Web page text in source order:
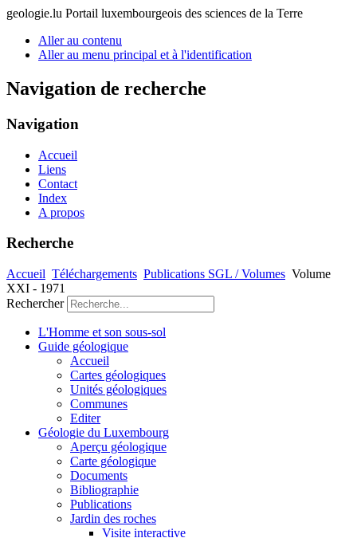
geologie.lu Portail luxembourgeois des sciences de la Terre
Aller au contenu
Aller au menu principal et à l'identification
Navigation de recherche
Navigation
Accueil
Liens
Contact
Index
A propos
Recherche
Accueil Téléchargements Publications SGL / Volumes Volume
XXI - 1971
Rechercher
L'Homme et son sous-sol
Guide géologique
Accueil
Cartes géologiques
Unités géologiques
Communes
Editer
Géologie du Luxembourg
Aperçu géologique
Carte géologique
Documents
Bibliographie
Publications
Jardin des roches
Visite interactive